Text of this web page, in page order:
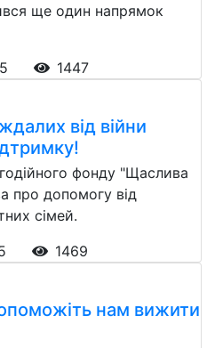
ще один напрямок
1447
від війни
фонду "Щаслива
про допомогу від
сімей.
1469
нам вижити